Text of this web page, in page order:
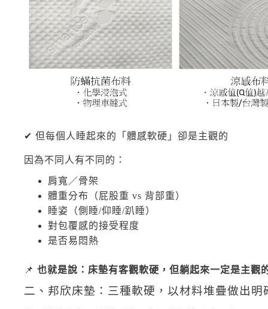
✔ 但每個人睡起來的「體感軟硬」卻是主觀的
因為不同人有不同的：
肩寬／骨架
體重分布（屁股重 vs 背部重）
睡姿（側睡/仰睡/趴睡）
對包覆感的接受程度
是否易悶熱
📌 也就是說：床墊有客觀軟硬，但躺起來一定是主觀
二、邦欣床墊：三種軟硬，以材料堆疊做出明